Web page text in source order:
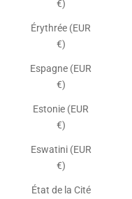
€)
Érythrée (EUR
€)
Espagne (EUR
€)
Estonie (EUR
€)
Eswatini (EUR
€)
État de la Cité